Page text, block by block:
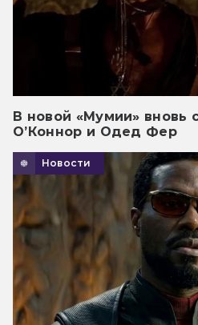
В новой «Мумии» вновь
О’Коннор и Одед Фер
Новости